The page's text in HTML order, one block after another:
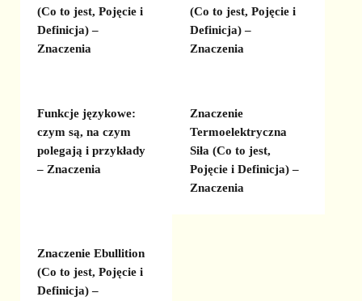
(Co to jest, Pojęcie i
Definicja) –
Znaczenia
(Co to jest, Pojęcie i
Definicja) –
Znaczenia
Funkcje językowe:
czym są, na czym
polegają i przykłady
– Znaczenia
Znaczenie
Termoelektryczna
Siła (Co to jest,
Pojęcie i Definicja) –
Znaczenia
Znaczenie Ebullition
(Co to jest, Pojęcie i
Definicja) –